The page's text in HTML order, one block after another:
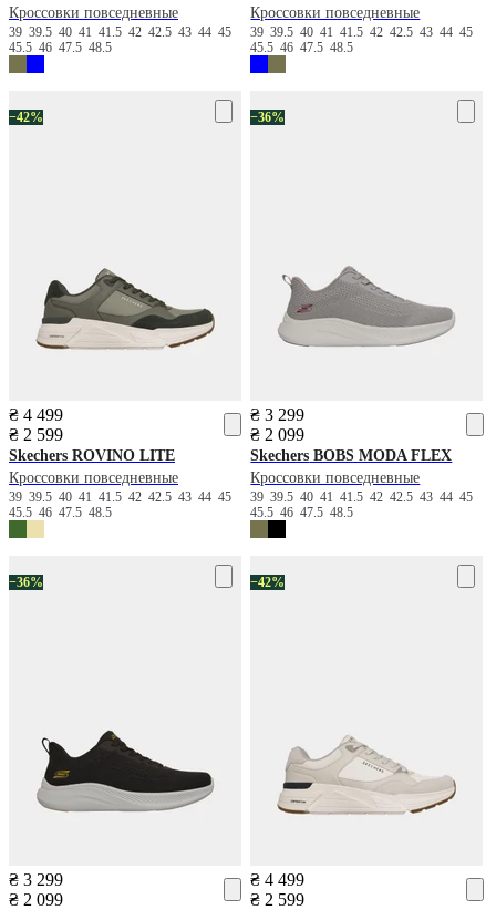
Кроссовки повседневные
39 39.5 40 41 41.5 42 42.5 43 44 45
45.5 46 47.5 48.5
Кроссовки повседневные
3939.5404141.54242.5434445
45.54647.548.5
−42%
₴ 4 499
₴ 2 599
Skechers ROVINO LITE
Кроссовки повседневные
39 39.5 40 41 41.5 42 42.5 43 44 45
45.5 46 47.5 48.5
−36%
₴ 3 299
₴ 2 099
Skechers BOBS MODA FLEX
Кроссовки повседневные
3939.5404141.54242.5434445
45.54647.548.5
−36%
₴ 3 299
₴ 2 099
−42%
₴ 4 499
₴ 2 599